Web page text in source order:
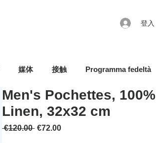
登入
媒体 接触 Programma fedeltà
Men's Pochettes, 100%
Linen, 32x32 cm
€120.00 一般價格
€72.00促銷價格